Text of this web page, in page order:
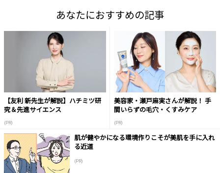
あなたにおすすめの記事
【友利 新先生が解説】ハチミツ研
究＆先進サイエンス
(PR)
美容家・瀬戸麻実さんが解説！ 手
間いらずの毛穴・くすみケア
(PR)
肌が健やかになる環境作りこそが美肌を手に入れ
る近道
(PR)